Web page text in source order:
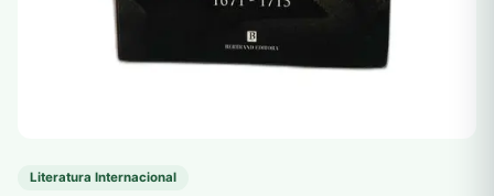
Literatura Internacional